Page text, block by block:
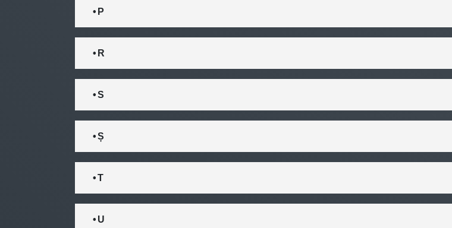
• P
• R
• S
• Ș
• T
• U